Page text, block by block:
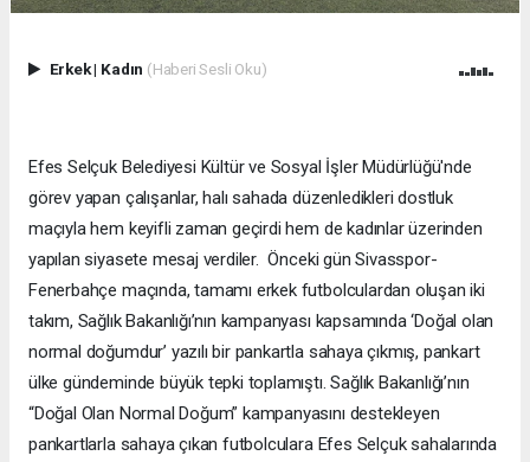
Erkek| Kadın (Haberi Sesli Oku)
Efes Selçuk Belediyesi Kültür ve Sosyal İşler Müdürlüğü'nde
görev yapan çalışanlar, halı sahada düzenledikleri dostluk
maçıyla hem keyifli zaman geçirdi hem de kadınlar üzerinden
yapılan siyasete mesaj verdiler. Önceki gün Sivasspor-
Fenerbahçe maçında, tamamı erkek futbolculardan oluşan iki
takım, Sağlık Bakanlığı’nın kampanyası kapsamında ‘Doğal olan
normal doğumdur’ yazılı bir pankartla sahaya çıkmış, pankart
ülke gündeminde büyük tepki toplamıştı. Sağlık Bakanlığı’nın
“Doğal Olan Normal Doğum” kampanyasını destekleyen
pankartlarla sahaya çıkan futbolculara Efes Selçuk sahalarında